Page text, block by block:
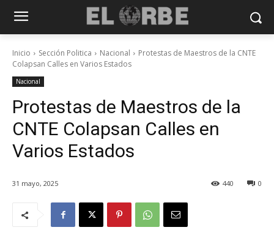
Inicio Sección Politica Nacional
Protestas de Maestros de la CNTE
Colapsan Calles en Varios Estados
Nacional
Protestas de Maestros de la
CNTE Colapsan Calles en
Varios Estados
31 mayo, 2025 0
440